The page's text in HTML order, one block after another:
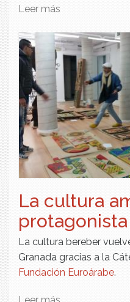
Leer más
La cultura
La cultura bereber
Granada gracias a la
Fundación Euroárabe.